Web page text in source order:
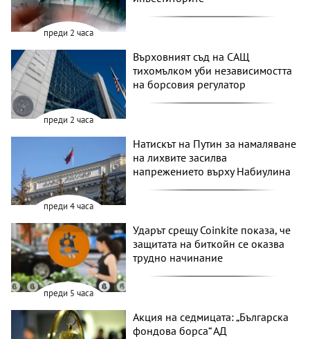
преди 2 часа
преди 2 часа
Върховният съд на САЩ
тихомълком уби независимостта
на борсовия регулатор
преди 4 часа
Натискът на Путин за намаляване
на лихвите засилва
напрежението върху Набиулина
преди 5 часа
Ударът срещу Coinkite показа, че
защитата на биткойн се оказва
трудно начинание
Акция на седмицата: „Българска
фондова борса“ АД